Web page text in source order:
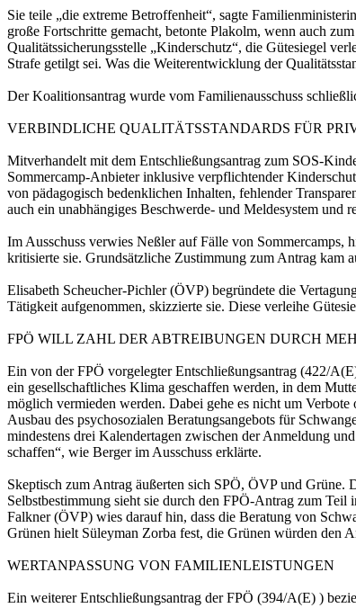
Sie teile „die extreme Betroffenheit“, sagte
große Fortschritte gemacht, betonte Plakolm, wenn auch
Qualitätssicherungsstelle „Kinderschutz“, die Gütesiegel
Strafe getilgt sei. Was die Weiterentwicklung der
Der Koalitionsantrag wurde vom Familienausschuss
VERBINDLICHE QUALITÄTSSTANDARDS FÜR
Mitverhandelt mit dem Entschließungsantrag zum SOS-
Sommercamp-Anbieter inklusive verpflichtender
von pädagogisch bedenklichen Inhalten, fehlender
auch ein unabhängiges Beschwerde- und Meldesystem und
Im Ausschuss verwies Neßler auf Fälle von Sommercamps,
kritisierte sie. Grundsätzliche Zustimmung zum Antrag kam
Elisabeth Scheucher-Pichler (ÖVP) begründete die
Tätigkeit aufgenommen, skizzierte sie. Diese verleihe
FPÖ WILL ZAHL DER ABTREIBUNGEN DURCH
Ein von der FPÖ vorgelegter Entschließungsantrag (422/
ein gesellschaftliches Klima geschaffen werden, in dem
möglich vermieden werden. Dabei gehe es nicht um
Ausbau des psychosozialen Beratungsangebots für
mindestens drei Kalendertagen zwischen der Anmeldung
schaffen“, wie Berger im Ausschuss erklärte.
Skeptisch zum Antrag äußerten sich SPÖ, ÖVP und
Selbstbestimmung sieht sie durch den FPÖ-Antrag zum
Falkner (ÖVP) wies darauf hin, dass die Beratung von
Grünen hielt Süleyman Zorba fest, die Grünen würden den
WERTANPASSUNG VON FAMILIENLEISTUNGEN
Ein weiterer Entschließungsantrag der FPÖ (394/A(E) )